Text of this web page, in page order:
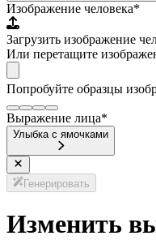
Изображение человека*
Загрузить изображение
Или перетащите
Попробуйте образцы
Выражение лица*
Улыбка с ямочками
Генерировать
Изменить